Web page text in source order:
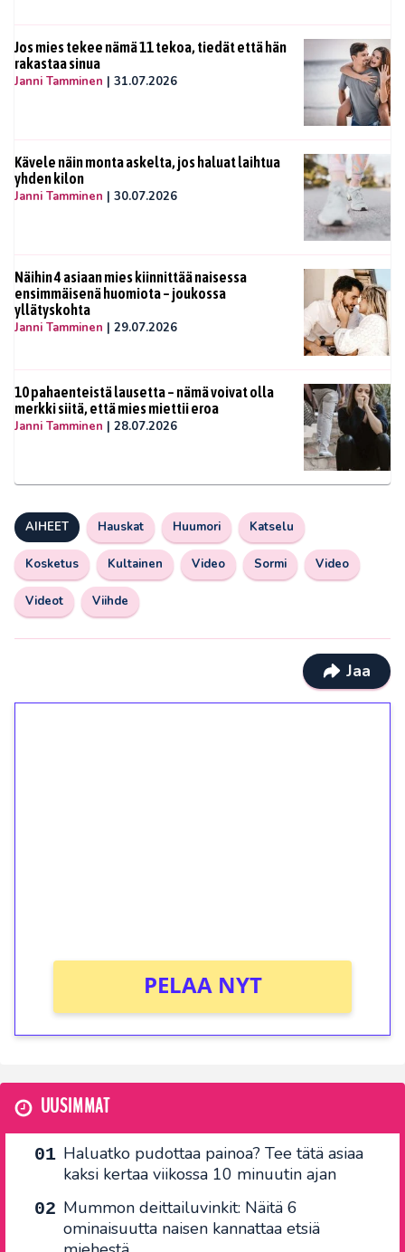
Jos mies tekee nämä 11 tekoa, tiedät että hän
rakastaa sinua
Janni Tamminen | 31.07.2026
Kävele näin monta askelta, jos haluat laihtua
yhden kilon
Janni Tamminen | 30.07.2026
Näihin 4 asiaan mies kiinnittää naisessa
ensimmäisenä huomiota – joukossa
yllätyskohta
Janni Tamminen | 29.07.2026
10 pahaenteistä lausetta – nämä voivat olla
merkki siitä, että mies miettii eroa
Janni Tamminen | 28.07.2026
AIHEET Hauskat Huumori Katselu
Kosketus Kultainen Video Sormi Video
Videot Viihde
Jaa
PELAA NYT
UUSIMMAT
Haluatko pudottaa painoa? Tee tätä asiaa
kaksi kertaa viikossa 10 minuutin ajan
Mummon deittailuvinkit: Näitä 6
ominaisuutta naisen kannattaa etsiä